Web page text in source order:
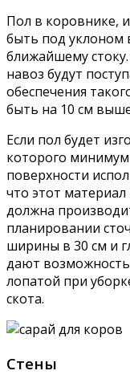
Пол в коровнике,
быть под уклоном
ближайшему
навоз будут
обеспечения
быть на 10 см
Если пол будет
которого минимум
поверхности
что этот
должна
планировании
ширины в 30 см и
дают
лопатой при
скота.
Стены